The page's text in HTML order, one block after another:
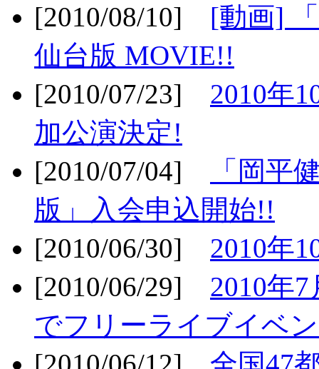
[2010/08/10] [動画]
仙台版 MOVIE!!
[2010/07/23] 2010年
加公演決定!
[2010/07/04]
「岡平
版」入会申込開始!!
[2010/06/30] 2010年
[2010/06/29] 2010年
でフリーライブイベ